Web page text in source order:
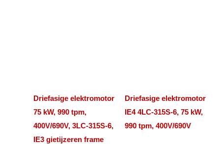
Driefasige elektromotor
75 kW, 990 tpm,
400V/690V, 3LC-315S-6,
IE3 gietijzeren frame
Driefasige elektromotor
IE4 4LC-315S-6, 75 kW,
990 tpm, 400V/690V